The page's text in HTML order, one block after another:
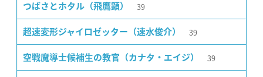
つばさとホタル（飛鷹顕） 39
超速変形ジャイロゼッター（速水俊介） 39
空戦魔導士候補生の教官（カナタ・エイジ） 39